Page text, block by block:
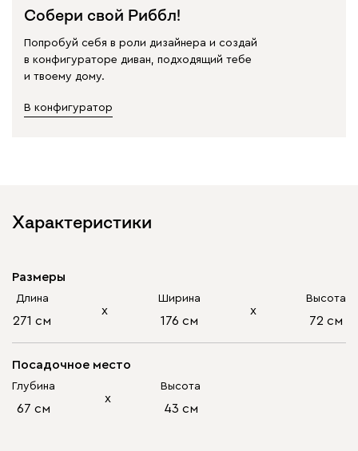
Собери свой Риббл!
Попробуй себя в роли дизайнера и создай
в конфигураторе диван, подходящий тебе
и твоему дому.
В конфигуратор
Характеристики
Размеры
Длина
271 см
х
Ширина
176 см
х
Высота
72 см
Посадочное место
Глубина
67 см
х
Высота
43 см